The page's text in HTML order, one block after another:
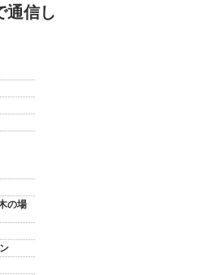
通信し
の場